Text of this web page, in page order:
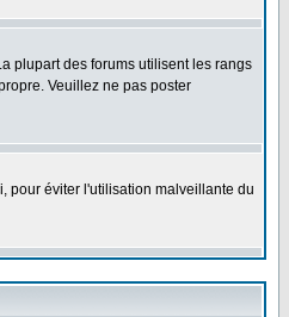
plupart des forums utilisent les rangs
Veuillez ne pas poster
pour éviter l'utilisation malveillante du